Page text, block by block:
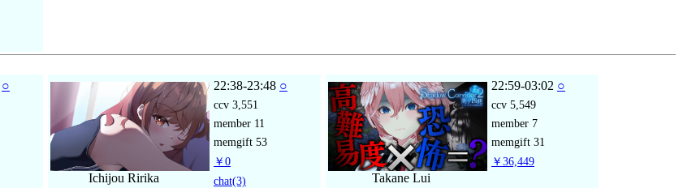
○
Ichijou Ririka
22:38-23:48 ○
ccv 3,551
member 11
memgift 53
￥0
chat(3) Takane Lui
22:59-03:02 ○
ccv 5,549
member 7
memgift 31
￥36,449